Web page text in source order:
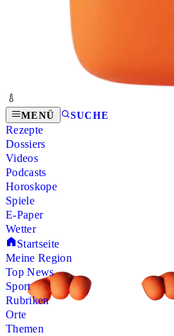
MENÜ SUCHE
Rezepte
Dossiers
Videos
Podcasts
Horoskope
Spiele
E-Paper
Wetter
Startseite
Meine Region
Top News
Sport
Rubriken
Orte
Themen